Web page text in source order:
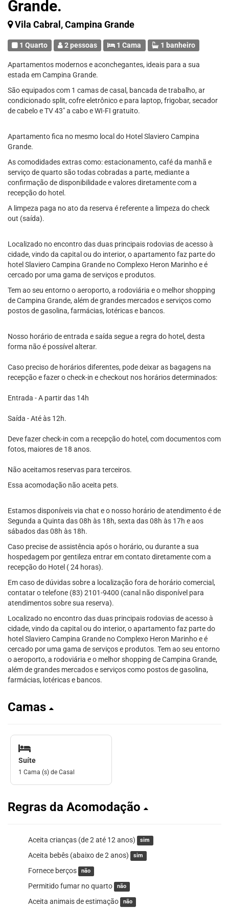
Grande.
Vila Cabral, Campina Grande
1 Quarto 2 pessoas 1 Cama 1 banheiro
Apartamentos modernos e aconchegantes, ideais para a sua
estada em Campina Grande.
São equipados com 1 camas de casal, bancada de trabalho, ar
condicionado split, cofre eletrônico e para laptop, frigobar, secador
de cabelo e TV 43" a cabo e WI-FI gratuito.
Apartamento fica no mesmo local do Hotel Slaviero Campina
Grande.
As comodidades extras como: estacionamento, café da manhã e
serviço de quarto são todas cobradas a parte, mediante a
confirmação de disponibilidade e valores diretamente com a
recepção do hotel.
A limpeza paga no ato da reserva é referente a limpeza do check
out (saída).
Localizado no encontro das duas principais rodovias de acesso à
cidade, vindo da capital ou do interior, o apartamento faz parte do
hotel Slaviero Campina Grande no Complexo Heron Marinho e é
cercado por uma gama de serviços e produtos.
Tem ao seu entorno o aeroporto, a rodoviária e o melhor shopping
de Campina Grande, além de grandes mercados e serviços como
postos de gasolina, farmácias, lotéricas e bancos.
Nosso horário de entrada e saída segue a regra do hotel, desta
forma não é possível alterar.
Caso preciso de horários diferentes, pode deixar as bagagens na
recepção e fazer o check-in e checkout nos horários determinados:
Entrada - A partir das 14h
Saída - Até às 12h.
Deve fazer check-in com a recepção do hotel, com documentos com
fotos, maiores de 18 anos.
Não aceitamos reservas para terceiros.
Essa acomodação não aceita pets.
Estamos disponíveis via chat e o nosso horário de atendimento é de
Segunda a Quinta das 08h às 18h, sexta das 08h às 17h e aos
sábados das 08h às 18h.
Caso precise de assistência após o horário, ou durante a sua
hospedagem por gentileza entrar em contato diretamente com a
recepção do Hotel ( 24 horas).
Em caso de dúvidas sobre a localização fora de horário comercial,
contatar o telefone (83) 2101-9400 (canal não disponível para
atendimentos sobre sua reserva).
Localizado no encontro das duas principais rodovias de acesso à
cidade, vindo da capital ou do interior, o apartamento faz parte do
hotel Slaviero Campina Grande no Complexo Heron Marinho e é
cercado por uma gama de serviços e produtos. Tem ao seu entorno
o aeroporto, a rodoviária e o melhor shopping de Campina Grande,
além de grandes mercados e serviços como postos de gasolina,
farmácias, lotéricas e bancos.
Camas
Suíte
1 Cama (s) de Casal
Regras da Acomodação
Aceita crianças (de 2 até 12 anos) sim
Aceita bebês (abaixo de 2 anos) sim
Fornece berços não
Permitido fumar no quarto não
Aceita animais de estimação não